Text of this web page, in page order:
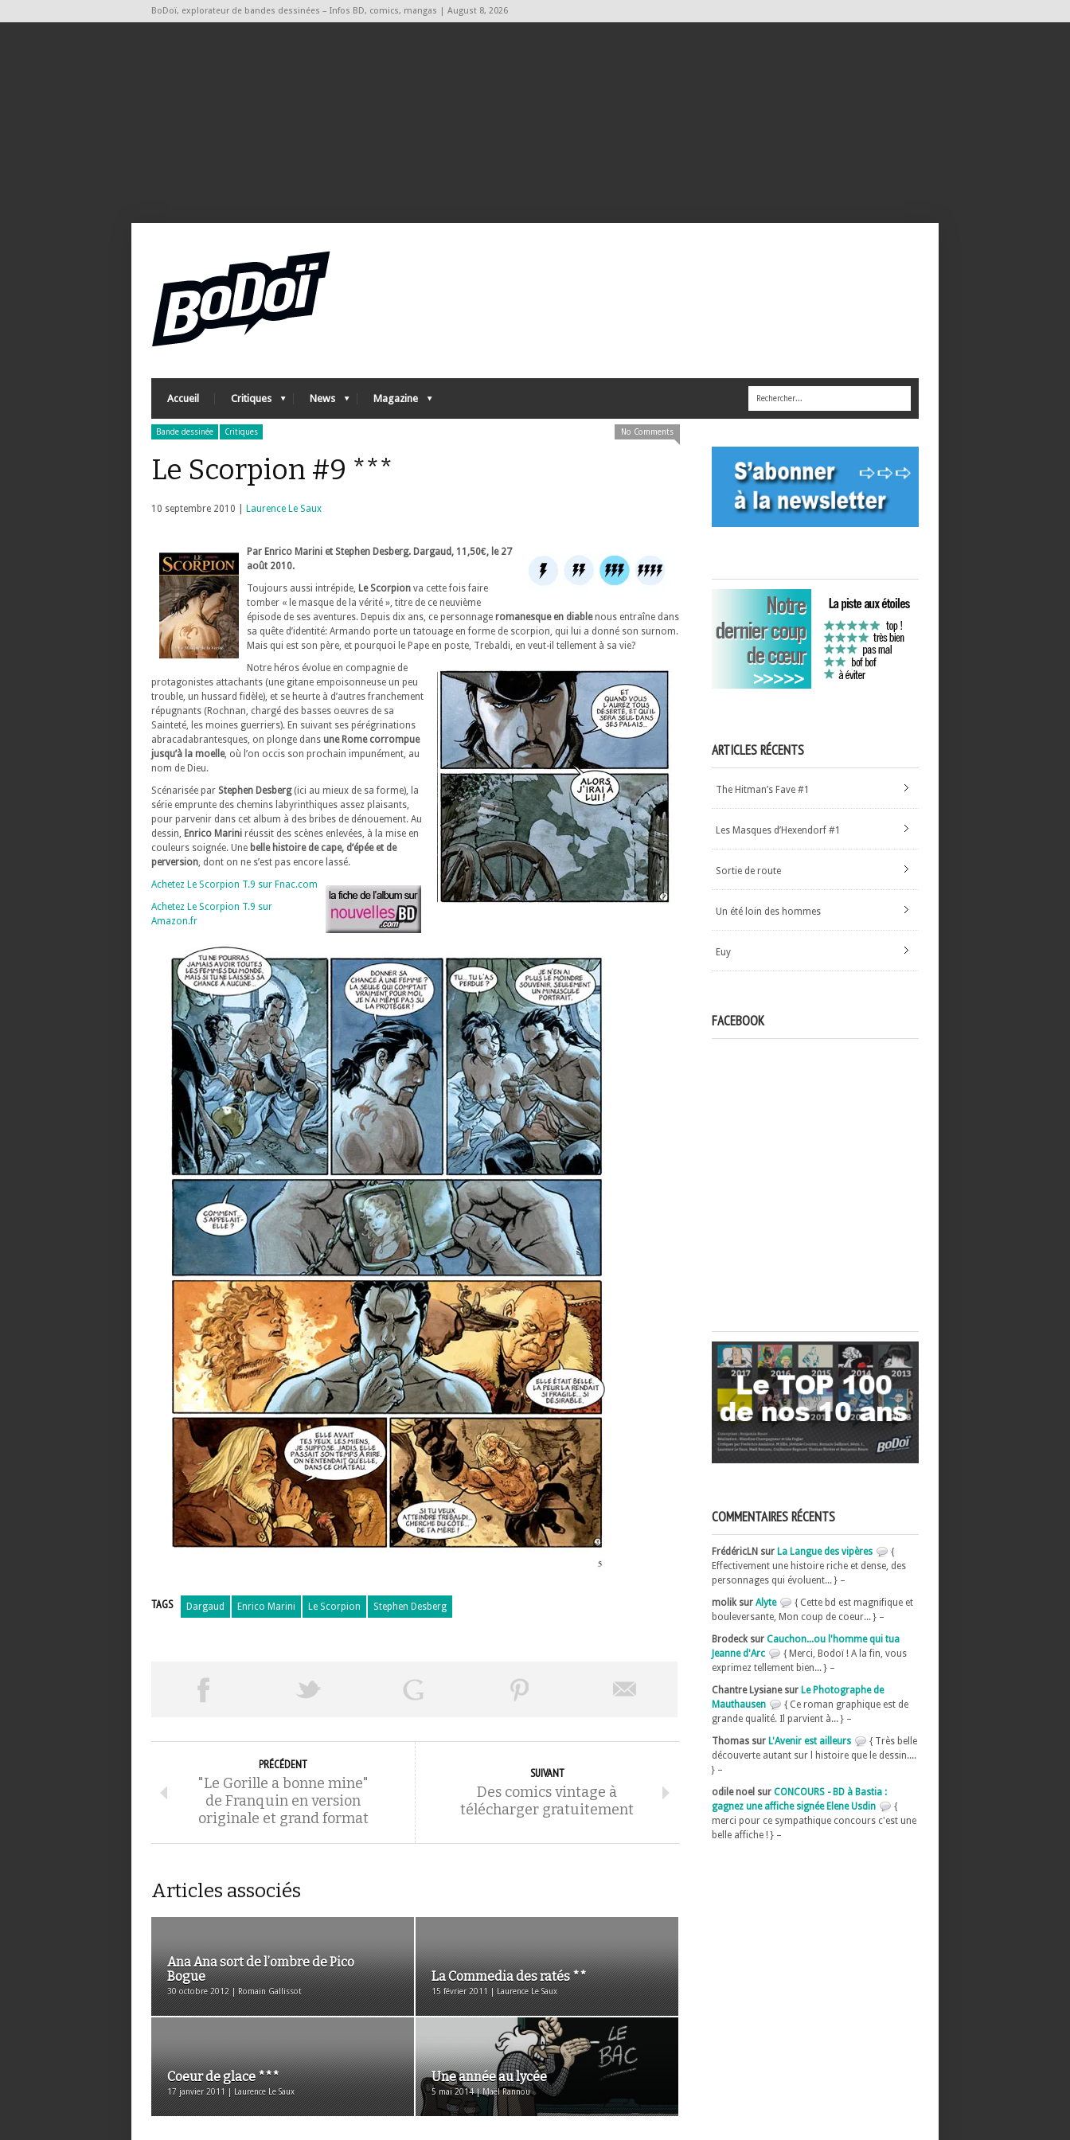
BoDoï, explorateur de bandes dessinées – Infos BD, comics, mangas | August 8, 2026
Accueil Critiques News Magazine
Bande dessinée Critiques No Comments
Le Scorpion #9 ***
10 septembre 2010 | Laurence Le Saux
Par Enrico Marini et Stephen Desberg. Dargaud, 11,50€, le 27
août 2010.
Toujours aussi intrépide, Le Scorpion va cette fois faire
tomber « le masque de la vérité », titre de ce neuvième
épisode de ses aventures. Depuis dix ans, ce personnage romanesque en diablenous entraîne dans
sa quête d’identité: Armando porte un tatouage en forme de scorpion, qui lui a donné son surnom.
Mais qui est son père, et pourquoi le Pape en poste, Trebaldi, en veut-il tellement à sa vie?
Notre héros évolue en compagnie de
protagonistes attachants (une gitane empoisonneuse un peu
trouble, un hussard fidèle), et se heurte à d’autres franchement
répugnants (Rochnan, chargé des basses oeuvres de sa
Sainteté, les moines guerriers). En suivant ses pérégrinations
abracadabrantesques, on plonge dans une Rome corrompue
jusqu’à la moelle, où l’on occis son prochain impunément, au
nom de Dieu.
Scénarisée par Stephen Desberg(ici au mieux de sa forme), la
série emprunte des chemins labyrinthiques assez plaisants,
pour parvenir dans cet album à des bribes de dénouement. Au
dessin, Enrico Marini réussit des scènes enlevées, à la mise en
couleurs soignée. Une belle histoire de cape, d’épée et de
perversion, dont on ne s’est pas encore lassé.
Achetez Le Scorpion T.9 sur Fnac.com
Achetez Le Scorpion T.9 sur
Amazon.fr
TAGS Dargaud Enrico Marini Le Scorpion Stephen Desberg
PRÉCÉDENT
"Le Gorille a bonne mine"
de Franquin en version
originale et grand format
SUIVANT
Des comics vintage à
télécharger gratuitement
Articles associés
Ana Ana sort de l’ombre de Pico
Bogue
30 octobre 2012 | Romain Gallissot
La Commedia des ratés **
15 février 2011 | Laurence Le Saux
Coeur de glace ***
17 janvier 2011 | Laurence Le Saux
Une année au lycée
5 mai 2014 | Maël Rannou
ARTICLES RÉCENTS
The Hitman’s Fave #1
Les Masques d’Hexendorf #1
Sortie de route
Un été loin des hommes
Euy
FACEBOOK
COMMENTAIRES RÉCENTS
FrédéricLN sur La Langue des vipères
{
Effectivement une histoire riche et dense, des
personnages qui évoluent... } –
molik sur Alyte
{ Cette bd est magnifique et
bouleversante, Mon coup de coeur... } –
Brodeck sur Cauchon...ou l'homme qui tua
Jeanne d'Arc
{ Merci, Bodoï ! A la fin, vous
exprimez tellement bien... } –
Chantre Lysiane sur Le Photographe de
Mauthausen
{ Ce roman graphique est de
grande qualité. Il parvient à... } –
Thomas sur L'Avenir est ailleurs
{ Très belle
découverte autant sur l histoire que le dessin....
} –
odile noel sur CONCOURS - BD à Bastia :
gagnez une affiche signée Elene Usdin
{
merci pour ce sympathique concours c'est une
belle affiche ! } –